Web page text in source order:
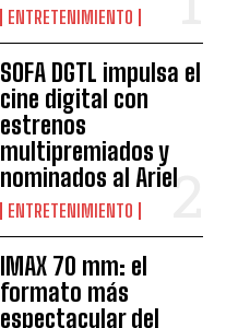
ENTRETENIMIENTO
SOFA DGTL impulsa el
cine digital con
estrenos
multipremiados y
nominados al Ariel
ENTRETENIMIENTO
IMAX 70 mm: el
formato más
espectacular del